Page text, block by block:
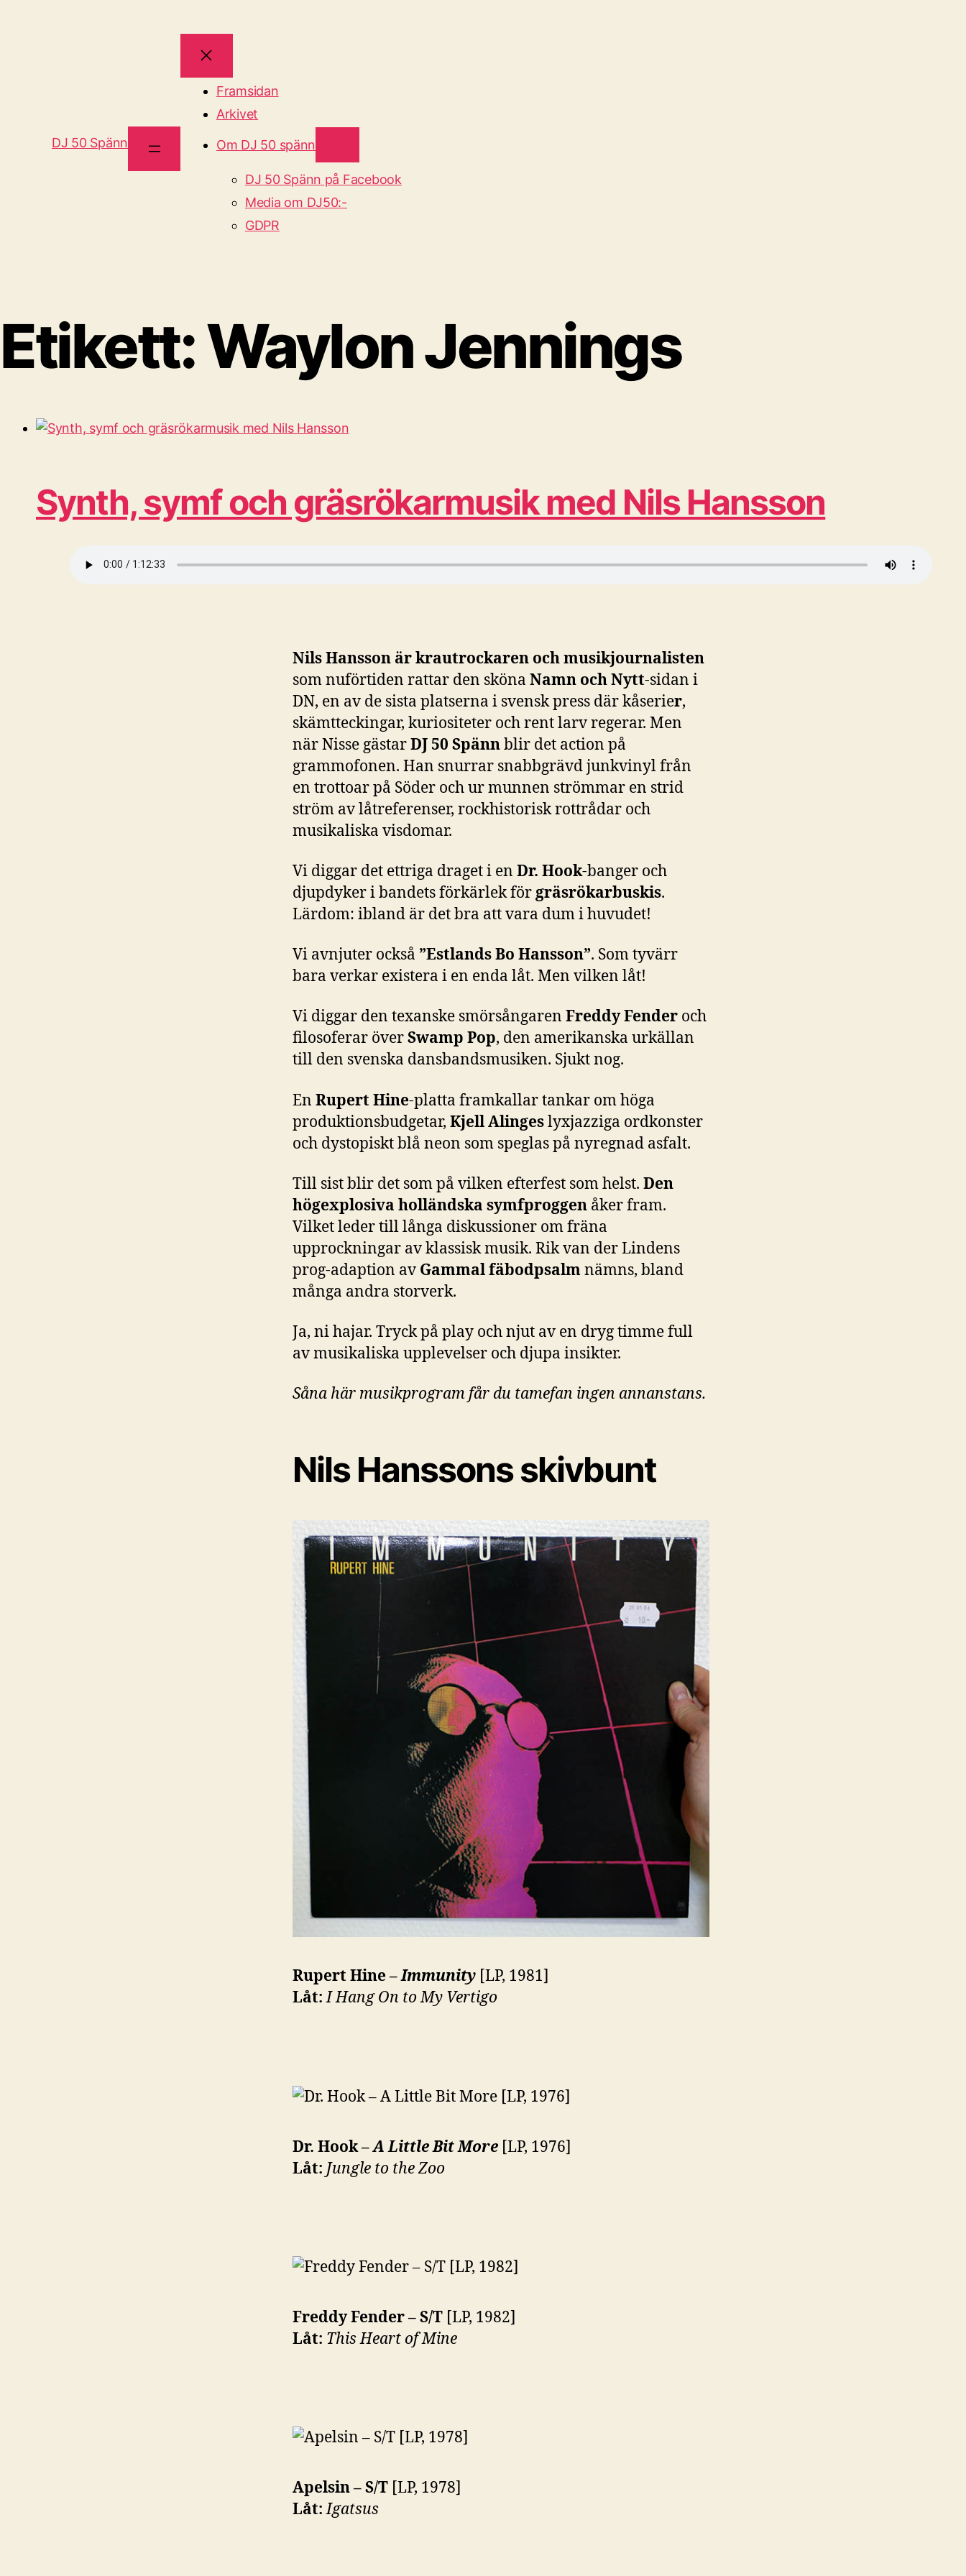
DJ 50 Spänn
Framsidan
Arkivet
Om DJ 50 spänn
DJ 50 Spänn på Facebook
Media om DJ50:-
GDPR
Etikett:Waylon Jennings
Synth, symf och gräsrökarmusik med Nils Hansson
Nils Hansson är krautrockaren och musikjournalisten
som nuförtiden rattar den sköna Namn och Nytt-sidan i
DN, en av de sista platserna i svensk press där kåserier,
skämtteckingar, kuriositeter och rent larv regerar. Men
när Nisse gästarDJ 50 Spännblir det action på
grammofonen. Han snurrar snabbgrävd junkvinyl från
en trottoar på Söder och ur munnen strömmar en strid
ström av låtreferenser, rockhistorisk rottrådar och
musikaliska visdomar.
Vi diggar det ettriga draget i en Dr. Hook-banger och
djupdyker i bandets förkärlek förgräsrökarbuskis.
Lärdom: ibland är det bra att vara dum i huvudet!
Vi avnjuter också ”Estlands Bo Hansson”. Som tyvärr
bara verkar existera i en enda låt. Men vilken låt!
Vi diggar den texanske smörsångaren Freddy Fender och
filosoferar överSwamp Pop, den amerikanska urkällan
till den svenska dansbandsmusiken. Sjukt nog.
En Rupert Hine-platta framkallar tankar om höga
produktionsbudgetar, Kjell Alingeslyxjazziga ordkonster
och dystopiskt blå neon som speglas på nyregnad asfalt.
Till sist blir det som på vilken efterfest som helst. Den
högexplosiva holländska symfproggen åker fram.
Vilket leder till långa diskussioner om fräna
upprockningar av klassisk musik. Rik van der Lindens
prog-adaption av Gammal fäbodpsalmnämns, bland
många andra storverk.
Ja, ni hajar. Tryck på play och njut av en dryg timme full
av musikaliska upplevelser och djupa insikter.
Såna här musikprogram får du tamefan ingen annanstans.
Nils Hanssons skivbunt
Rupert Hine –Immunity [LP, 1981]
Låt:I Hang On to My Vertigo
Dr. Hook –A Little Bit More [LP, 1976]
Låt: Jungle to the Zoo
Freddy Fender – S/T [LP, 1982]
Låt: This Heart of Mine
Apelsin – S/T [LP, 1978]
Låt:Igatsus